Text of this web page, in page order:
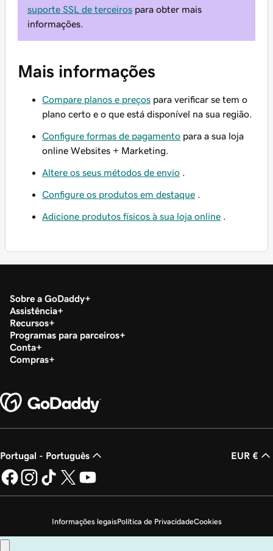
suporte SSL de terceiros para obter mais
informações.
Mais informações
Compare planos e preços para verificar se tem o
plano certo e o que está disponível na sua região.
Configure formas de pagamento para a sua loja
online Websites + Marketing.
Altere os seus métodos de envio
Configure os produtos em destaque
Adicione produtos físicos à sua loja online
Sobre a GoDaddy
Assistência
Recursos
Programas para parceiros
Conta
Compras
Portugal - Português EUR €
Informações legaisPolítica de PrivacidadeCookies